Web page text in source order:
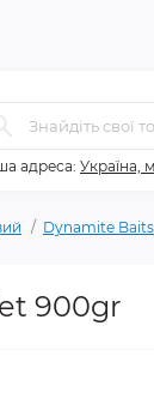
адреса: Україна,
Dynamite Baits
900gr